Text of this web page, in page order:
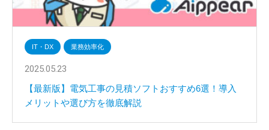
IT・DX 業務効率化
2025.05.23
【最新版】電気工事の見積ソフトおすすめ6選！導入
メリットや選び方を徹底解説